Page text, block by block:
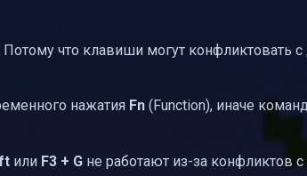
что клавиши могут конфликтовать
нажатия Fn (Function), иначе
или F3 + G не работают из-за конфликтов